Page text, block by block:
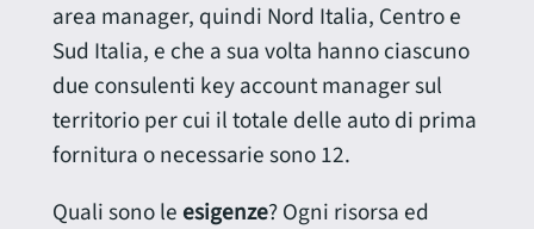
area manager, quindi Nord Italia, Centro e
Sud Italia, e che a sua volta hanno ciascuno
due consulenti key account manager sul
territorio per cui il totale delle auto di prima
fornitura o necessarie sono 12.
Quali sono le esigenze? Ogni risorsa ed